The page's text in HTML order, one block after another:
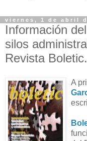
viernes, 1 de abril
Información
silos
Revista Boletic.
A